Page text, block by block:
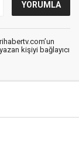
kişiyi bağlayıcı